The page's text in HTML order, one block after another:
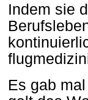
Indem sie
Es gab